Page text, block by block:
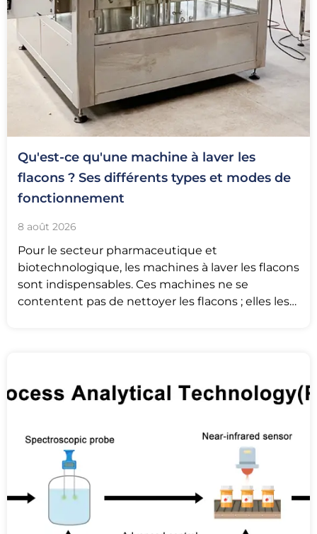
Qu'est-ce qu'une machine à laver les
flacons ? Ses différents types et modes de
fonctionnement
8 août 2026
Pour le secteur pharmaceutique et
biotechnologique, les machines à laver les flacons
sont indispensables. Ces machines ne se
contentent pas de nettoyer les flacons ; elles les